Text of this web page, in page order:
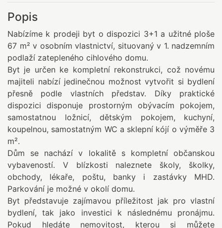
Popis
Nabízíme k prodeji byt o dispozici 3+1 a užitné ploše
67 m² v osobním vlastnictví, situovaný v 1. nadzemním
podlaží zatepleného cihlového domu.
Byt je určen ke kompletní rekonstrukci, což novému
majiteli nabízí jedinečnou možnost vytvořit si bydlení
přesně podle vlastních představ. Díky praktické
dispozici disponuje prostorným obývacím pokojem,
samostatnou ložnicí, dětským pokojem, kuchyní,
koupelnou, samostatným WC a sklepní kójí o výměře 3
m².
Dům se nachází v lokalitě s kompletní občanskou
vybaveností. V blízkosti naleznete školy, školky,
obchody, lékaře, poštu, banky i zastávky MHD.
Parkování je možné v okolí domu.
Byt představuje zajímavou příležitost jak pro vlastní
bydlení, tak jako investici k následnému pronájmu.
Pokud hledáte nemovitost, kterou si můžete